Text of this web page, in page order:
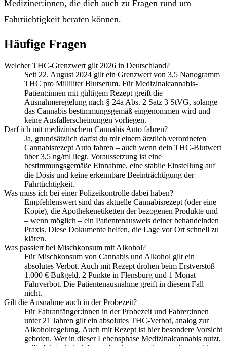
Mediziner:innen, die dich auch zu Fragen rund um
Fahrtüchtigkeit beraten können.
Häufige Fragen
Welcher THC-Grenzwert gilt 2026 in Deutschland?
Seit 22. August 2024 gilt ein Grenzwert von 3,5 Nanogramm
THC pro Milliliter Blutserum. Für Medizinalcannabis-
Patient:innen mit gültigem Rezept greift die
Ausnahmeregelung nach § 24a Abs. 2 Satz 3 StVG, solange
das Cannabis bestimmungsgemäß eingenommen wird und
keine Ausfallerscheinungen vorliegen.
Darf ich mit medizinischem Cannabis Auto fahren?
Ja, grundsätzlich darfst du mit einem ärztlich verordneten
Cannabisrezept Auto fahren – auch wenn dein THC-Blutwert
über 3,5 ng/ml liegt. Voraussetzung ist eine
bestimmungsgemäße Einnahme, eine stabile Einstellung auf
die Dosis und keine erkennbare Beeinträchtigung der
Fahrtüchtigkeit.
Was muss ich bei einer Polizeikontrolle dabei haben?
Empfehlenswert sind das aktuelle Cannabisrezept (oder eine
Kopie), die Apothekenetiketten der bezogenen Produkte und
– wenn möglich – ein Patientenausweis deiner behandelnden
Praxis. Diese Dokumente helfen, die Lage vor Ort schnell zu
klären.
Was passiert bei Mischkonsum mit Alkohol?
Für Mischkonsum von Cannabis und Alkohol gilt ein
absolutes Verbot. Auch mit Rezept drohen beim Erstverstoß
1.000 € Bußgeld, 2 Punkte in Flensburg und 1 Monat
Fahrverbot. Die Patientenausnahme greift in diesem Fall
nicht.
Gilt die Ausnahme auch in der Probezeit?
Für Fahranfänger:innen in der Probezeit und Fahrer:innen
unter 21 Jahren gilt ein absolutes THC-Verbot, analog zur
Alkoholregelung. Auch mit Rezept ist hier besondere Vorsicht
geboten. Wer in dieser Lebensphase Medizinalcannabis nutzt,